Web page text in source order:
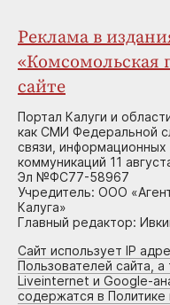
Реклама в
«Комсомольская
сайте
Портал Калуги и
как СМИ Федеральной
связи,
коммуникаций 11
Эл №ФС77-58967
Учредитель: ООО
Калуга»
Главный редактор:
Сайт использует IP
Пользователей сайта,
Liveinternet и Google-
содержатся в